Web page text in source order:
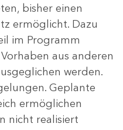
bisher einen
ermöglicht. Dazu
im Programm
aus anderen
werden.
Geplante
ermöglichen
nicht realisiert